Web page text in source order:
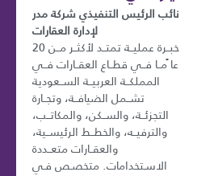
نائب الرئيس التنفيذي شركة مدر
لإدارة العقارات
خبــرة عمليــة تمتــد لأكثــر مــن 20
عا ًمــا فــي قطــاع العقــارات فــي
المملكــة العربيــة الســعودية
تشــمل الضيافــة، وتجــارة
التجزئــة، والســكن، والمكاتــب،
والترفيــه، والخطــط الرئيســية،
والعقــارات متعــددة
الاسـتخدامات. متخصـص فـي